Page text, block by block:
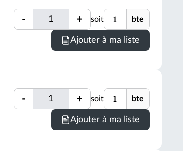
Quantité
- Quantité+ soit Unité bte
Ajouter à ma liste
Minimum
de
(voir
Quantité
- Quantité+ soit Unité bte
Ajouter à ma liste
Minimum
de